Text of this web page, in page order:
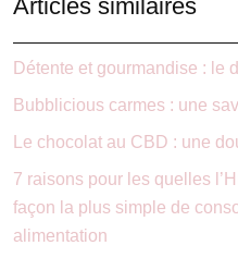
Articles similaires
Détente et gourmandise : le
Bubblicious carmes : une
Le chocolat au CBD : une
7 raisons pour les quelles
façon la plus simple de
alimentation